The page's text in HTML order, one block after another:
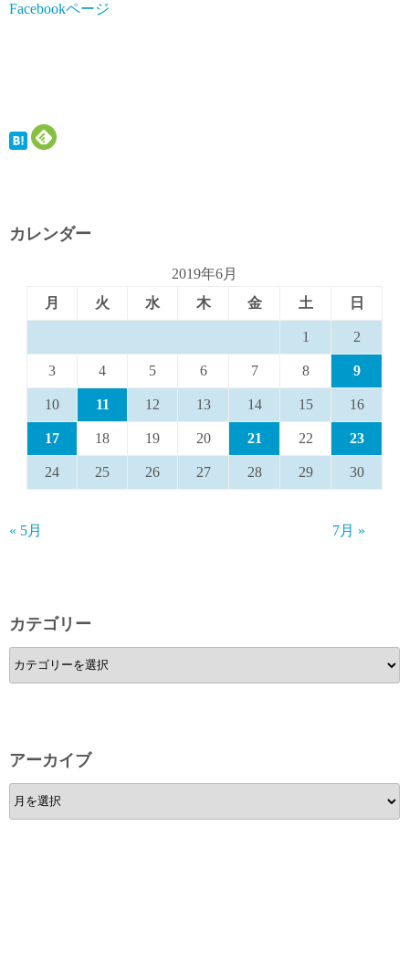
Facebookページ
カレンダー
2019年6月
月
火 水 木 金 土 日
1 2
3 4 5 6 7 8 9
10 11 12 13 14 15 16
17 18 19 20 21 22 23
24 25 26 27 28 29 30
« 5月 7月 »
カテゴリー
カ
テ
ー
アーカイブ
ア
ー